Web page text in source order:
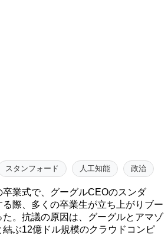
スタンフォード 人工知能 政治
業式で、グーグルCEOのスンダ
際、多くの卒業生が立ち上がりブー
。抗議の原因は、グーグルとアマゾ
ぶ12億ドル規模のクラウドコンピ